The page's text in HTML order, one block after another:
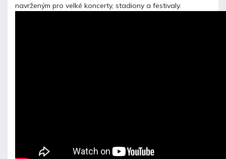
navrženým pro velké koncerty, stadiony a festivaly.